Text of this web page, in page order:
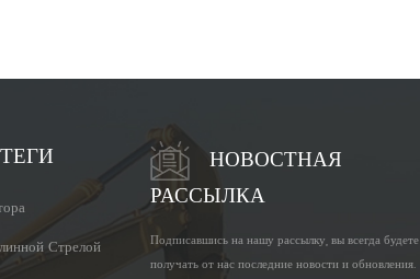
Стрелой
НОВОСТНАЯ
РАССЫЛКА
Подписавшись на нашу рассылку, вы всегда будете
получать от нас последние новости и обновления.